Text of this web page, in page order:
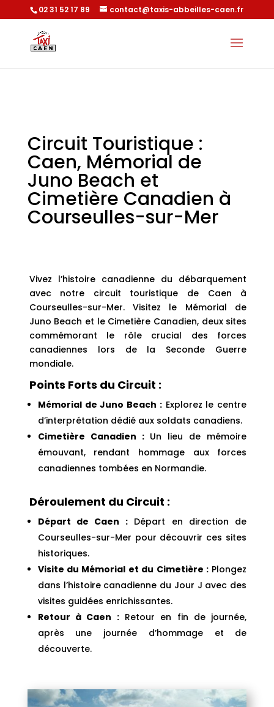
02 31 52 17 89 contact@taxis-abbeilles-caen.fr
Circuit Touristique :
Caen, Mémorial de
Juno Beach et
Cimetière Canadien à
Courseulles-sur-Mer
Vivez l’histoire canadienne du débarquement
avec notre circuit touristique de Caen à
Courseulles-sur-Mer. Visitez le Mémorial de
Juno Beach et le Cimetière Canadien, deux sites
commémorant le rôle crucial des forces
canadiennes lors de la Seconde Guerre
mondiale.
Points Forts du Circuit :
Mémorial de Juno Beach :Explorez le centre
d’interprétation dédié aux soldats canadiens.
Cimetière Canadien :Un lieu de mémoire
émouvant, rendant hommage aux forces
canadiennes tombées en Normandie.
Déroulement du Circuit :
Départ de Caen :Départ en direction de
Courseulles-sur-Mer pour découvrir ces sites
historiques.
Visite du Mémorial et du Cimetière :Plongez
dans l’histoire canadienne du Jour J avec des
visites guidées enrichissantes.
Retour à Caen :Retour en fin de journée,
après une journée d’hommage et de
découverte.